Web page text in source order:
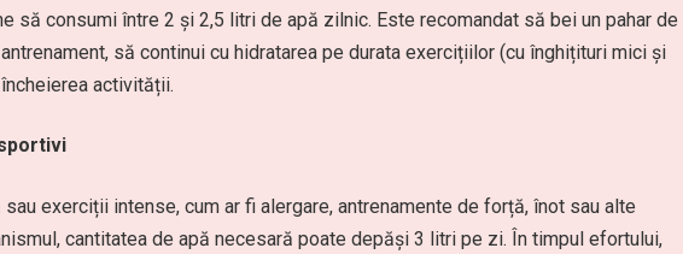
să consumi între 2 și 2,5 litri de apă zilnic. Este recomandat să bei un pahar de
să continui cu hidratarea pe durata exercițiilor (cu înghițituri mici și
activității.
exerciții intense, cum ar fi alergare, antrenamente de forță, înot sau alte
cantitatea de apă necesară poate depăși 3 litri pe zi. În timpul efortului,